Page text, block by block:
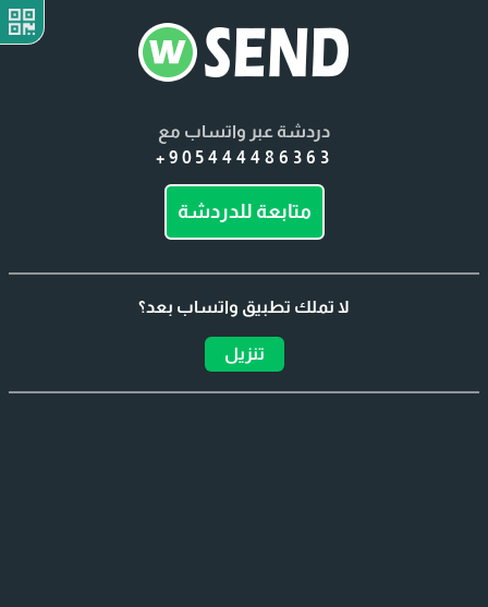
دردشة عبر واتساب مع
+905444486363
متابعة للدردشة
لا تملك تطبيق واتساب بعد؟
تنزيل